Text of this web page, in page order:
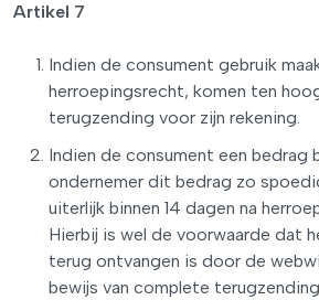
Artikel 7
Indien de consument gebruik
herroepingsrecht, komen ten
terugzending voor zijn rekening.
Indien de consument een bedrag
ondernemer dit bedrag zo
uiterlijk binnen 14 dagen na
Hierbij is wel de voorwaarde dat
terug ontvangen is door de
bewijs van complete